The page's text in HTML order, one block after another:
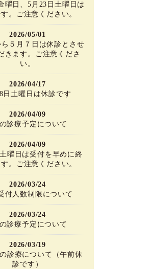
曜日、5月23日土曜日は
。ご注意ください。
2026/05/01
５月７日は休診とさせ
きます。ご注意くださ
い。
2026/04/17
日土曜日は休診です
2026/04/09
診療予定について
2026/04/09
曜日は受付を早めに終
。ご注意ください。
2026/03/24
付人数制限について
2026/03/24
診療予定について
2026/03/19
診療について（午前休
診です）